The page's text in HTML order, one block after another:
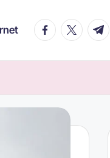
facebook.com
twitter.com
t.me